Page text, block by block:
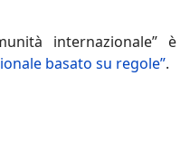
internazionale” è
basato su regole”.